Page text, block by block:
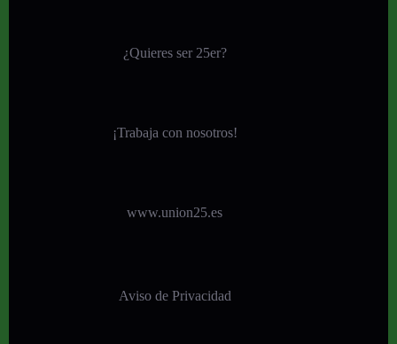
¿Quieres ser 25er?
¡Trabaja con nosotros!
www.union25.es
Aviso de Privacidad